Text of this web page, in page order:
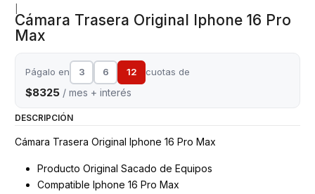
Cámara Trasera Original Iphone 16 Pro
Max
Págalo en 3 6 12 cuotas de
$8325 / mes + interés
DESCRIPCIÓN
Cámara Trasera Original Iphone 16 Pro Max
Producto Original Sacado de Equipos
Compatible Iphone 16 Pro Max